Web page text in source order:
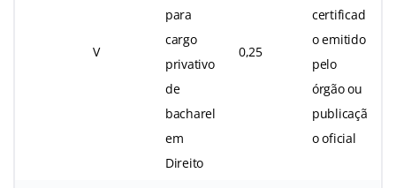
V
para
cargo
privativo
de
bacharel
em
Direito
0,25
certificad
o emitido
pelo
órgão ou
publicaçã
o oficial